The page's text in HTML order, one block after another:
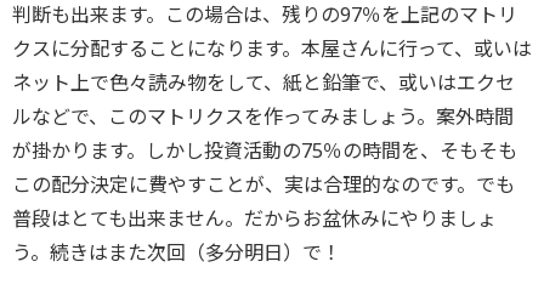
判断も出来ます。この場合は、残りの97％を上記のマトリ
クスに分配することになります。本屋さんに行って、或いは
ネット上で色々読み物をして、紙と鉛筆で、或いはエクセ
ルなどで、このマトリクスを作ってみましょう。案外時間
が掛かります。しかし投資活動の75％の時間を、そもそも
この配分決定に費やすことが、実は合理的なのです。でも
普段はとても出来ません。だからお盆休みにやりましょ
う。続きはまた次回（多分明日）で！